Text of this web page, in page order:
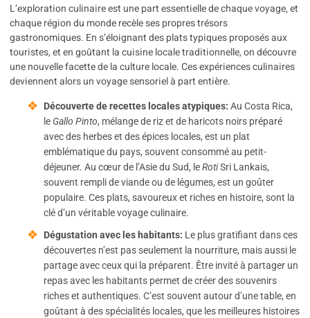
L’exploration culinaire est une part essentielle de chaque voyage, et
chaque région du monde recèle ses propres trésors
gastronomiques. En s’éloignant des plats typiques proposés aux
touristes, et en goûtant la cuisine locale traditionnelle, on découvre
une nouvelle facette de la culture locale. Ces expériences culinaires
deviennent alors un voyage sensoriel à part entière.
Découverte de recettes locales atypiques: Au Costa Rica,
le Gallo Pinto, mélange de riz et de haricots noirs préparé
avec des herbes et des épices locales, est un plat
emblématique du pays, souvent consommé au petit-
déjeuner. Au cœur de l’Asie du Sud, leRotiSri Lankais,
souvent rempli de viande ou de légumes, est un goûter
populaire. Ces plats, savoureux et riches en histoire, sont la
clé d’un véritable voyage culinaire.
Dégustation avec les habitants: Le plus gratifiant dans ces
découvertes n’est pas seulement la nourriture, mais aussi le
partage avec ceux qui la préparent. Être invité à partager un
repas avec les habitants permet de créer des souvenirs
riches et authentiques. C’est souvent autour d’une table, en
goûtant à des spécialités locales, que les meilleures histoires